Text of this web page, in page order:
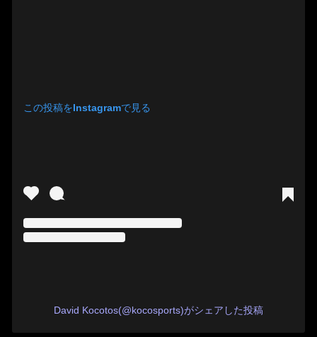
この投稿をInstagramで見る
David Kocotos(@kocosports)がシェアした投稿